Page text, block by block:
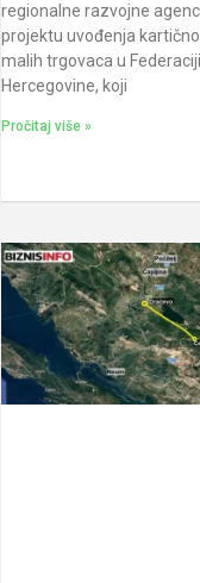
regionalne razvojne
projektu uvođenja
malih trgovaca u
Hercegovine, koji
Pročitaj više »